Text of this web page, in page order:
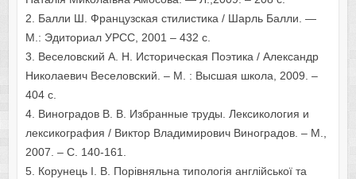
2. Балли Ш. Французская стилистика / Шарль Балли. —
М.: Эдиториал УРСС, 2001 – 432 с.
3. Веселовский А. Н. Историческая Поэтика / Александр
Николаевич Веселовский. – М. : Высшая школа, 2009. –
404 с.
4. Виноградов В. В. Избранные труды. Лексикология и
лексикография / Виктор Владимирович Виноградов. – М.,
2007. – С. 140-161.
5. Корунець І. В. Порівняльна типологія англійської та